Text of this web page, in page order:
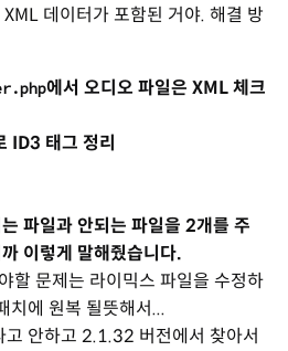
데이터가 포함된 거야. 해결 방
에서 오디오 파일은 XML 체크
ID3 태그 정리
파일과 안되는 파일을 2개를 주
이렇게 말해줬습니다.
할 문제는 라이믹스 파일을 수정하
치에 원복 될뜻해서...
고 안하고 2.1.32 버전에서 찾아서